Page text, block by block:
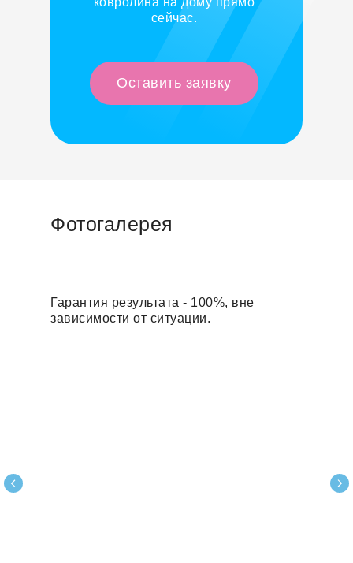
Оставить заявку
сейчас.
Гарантия результата - 100%, вне
зависимости от ситуации.
Фотогалерея